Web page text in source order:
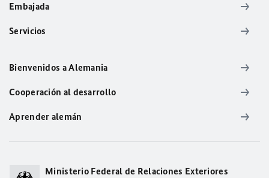
Embajada
Servicios
Bienvenidos a Alemania
Cooperación al desarrollo
Aprender alemán
Ministerio Federal de Relaciones Exteriores